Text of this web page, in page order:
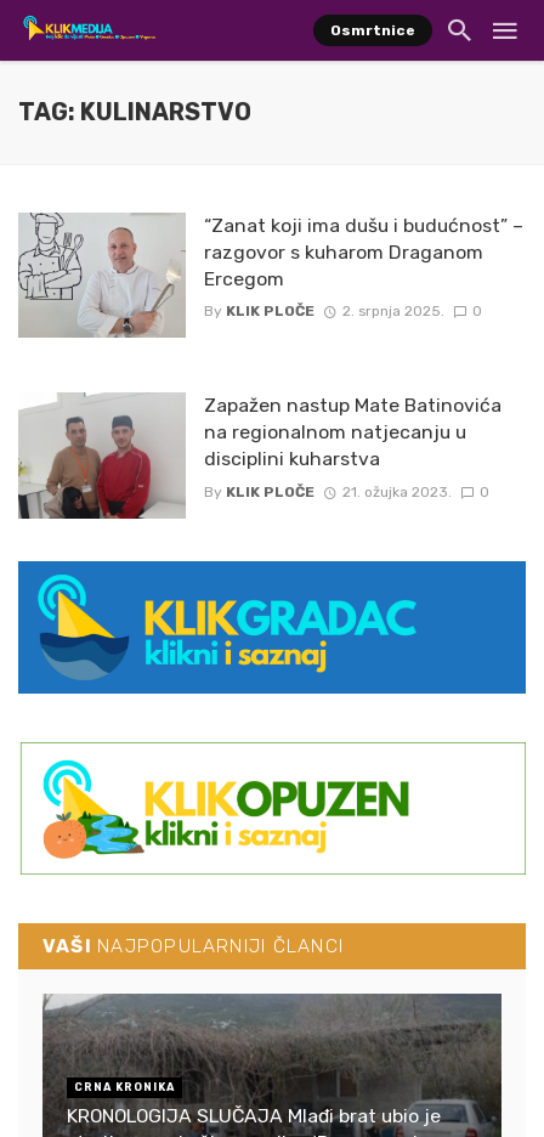
Osmrtnice
TAG: KULINARSTVO
“Zanat koji ima dušu i budućnost” –
razgovor s kuharom Draganom
Ercegom
By KLIK PLOČE 2. srpnja 2025. 0
Zapažen nastup Mate Batinovića
na regionalnom natjecanju u
disciplini kuharstva
By KLIK PLOČE 21. ožujka 2023. 0
VAŠI NAJPOPULARNIJI ČLANCI
CRNA KRONIKA
KRONOLOGIJA SLUČAJA Mlađi brat ubio je